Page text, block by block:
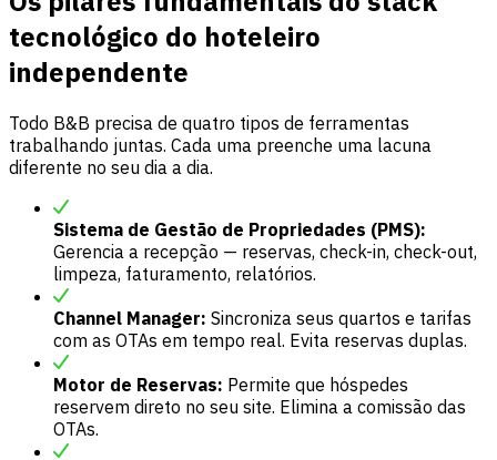
tecnológico do hoteleiro
independente
Todo B&B precisa de quatro tipos de ferramentas
trabalhando juntas. Cada uma preenche uma lacuna
diferente no seu dia a dia.
Sistema de Gestão de Propriedades (PMS):
Gerencia a recepção — reservas, check-in, check-out,
limpeza, faturamento, relatórios.
Channel Manager: Sincroniza seus quartos e tarifas
com as OTAs em tempo real. Evita reservas duplas.
Motor de Reservas: Permite que hóspedes
reservem direto no seu site. Elimina a comissão das
OTAs.